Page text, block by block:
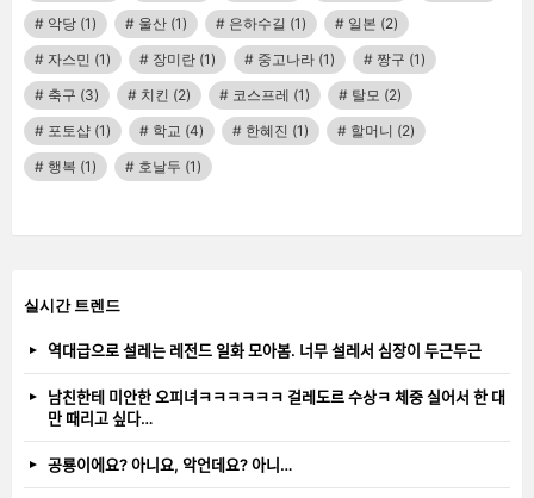
악당 (1) 울산 (1) 은하수길 (1) 일본 (2)
자스민 (1) 장미란 (1) 중고나라 (1) 짱구 (1)
축구 (3) 치킨 (2) 코스프레 (1) 탈모 (2)
포토샵 (1) 학교 (4) 한혜진 (1) 할머니 (2)
행복 (1) 호날두 (1)
실시간 트렌드
역대급으로 설레는 레전드 일화 모아봄. 너무 설레서 심장이 두근두근
남친한테 미안한 오피녀ㅋㅋㅋㅋㅋㅋ 걸레도르 수상ㅋ 체중 실어서 한 대
만 때리고 싶다…
공룡이에요? 아니요, 악언데요? 아니…